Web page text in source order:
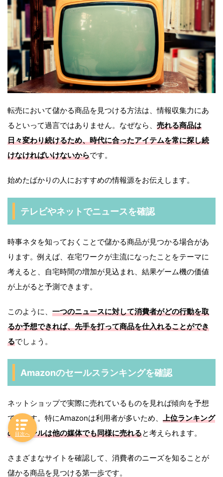
転売において儲かる商品を見つける方法は、情報収集力にあ
るといって過言ではありません。なぜなら、 売れる商品は
日々変わり続けるため、時代に合ったアイテムを常に探し続
けなければいけないからです。
始めたばかりの人におすすめの情報源をお伝えします。
テレビやネットでニュースを確認
時事ネタを知っておくことで儲かる商品が見つかる場合があ
ります。例えば、在宅ワークが主流になったことをテーマに
考えると、自宅時間の増加が見込まれ、結果ゲーム機の価値
が上がると予測できます。
このように、 一つのニュースに対して消費者がどの行動を取
るか予想できれば、先手を打って商品を仕入れることができ
るでしょう。
Amazonのセールスランキングを確認
ネットショップで実際に売れているものを見れば傾向を予想
できます。特にAmazonは利用者が多いため、 上位ランキング
のジャンルは他の媒体でも同様に売れると考えられます。
さまざまなサイトを確認して、消費者のニーズを知ることが
儲かる商品を見つける第一歩です。
目次へ